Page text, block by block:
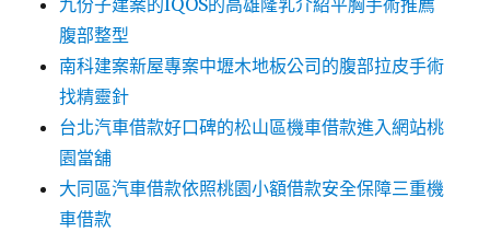
九份子建案的IQOS的高雄隆乳介紹平胸手術推薦
腹部整型
南科建案新屋專案中壢木地板公司的腹部拉皮手術
找精靈針
台北汽車借款好口碑的松山區機車借款進入網站桃
園當舖
大同區汽車借款依照桃園小額借款安全保障三重機
車借款